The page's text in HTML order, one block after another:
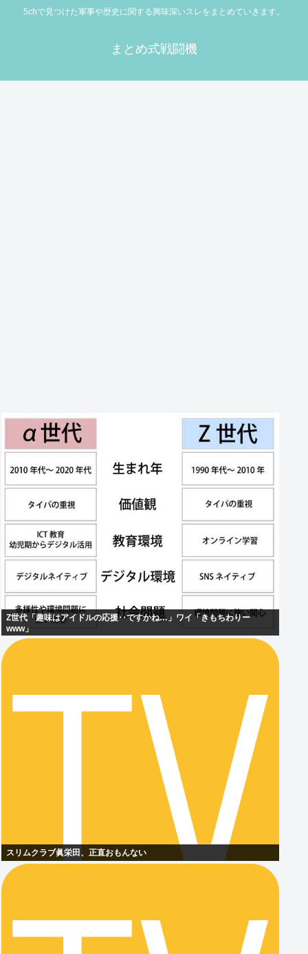
5chで見つけた軍事や歴史に関する興味深いスレをまとめていきます。
まとめ式戦闘機
Z世代「趣味はアイドルの応援‥ですかね…」ワイ「きもちわりー
www」
スリムクラブ眞栄田、正直おもんない